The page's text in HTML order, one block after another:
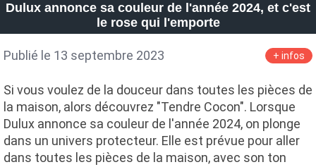
Dulux annonce sa couleur de l'année 2024, et c'est
le rose qui l'emporte
Publié le 13 septembre 2023 + infos
Si vous voulez de la douceur dans toutes les pièces de
la maison, alors découvrez "Tendre Cocon". Lorsque
Dulux annonce sa couleur de l'année 2024, on plonge
dans un univers protecteur. Elle est prévue pour aller
dans toutes les pièces de la maison, avec son ton